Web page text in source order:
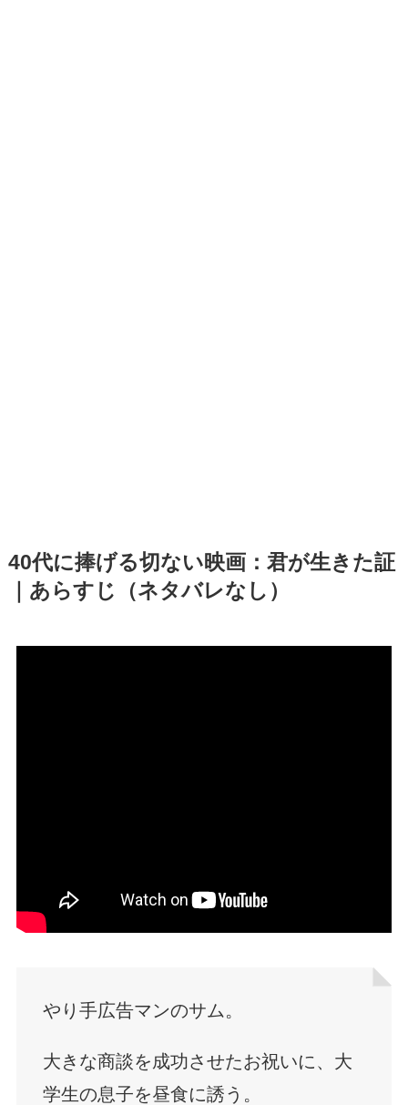
40代に捧げる切ない映画：君が生きた証
｜あらすじ（ネタバレなし）
やり手広告マンのサム。
大きな商談を成功させたお祝いに、大
学生の息子を昼食に誘う。